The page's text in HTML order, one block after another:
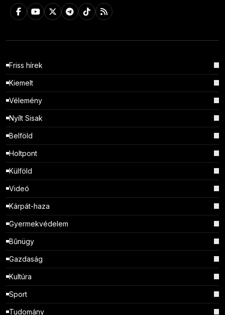
Friss hírek
Kiemelt
Vélemény
Nyílt Sisak
Belföld
Holtpont
Külföld
Videó
Kárpát-haza
Gyermekvédelem
Bűnügy
Gazdaság
Kultúra
Sport
Tudomány